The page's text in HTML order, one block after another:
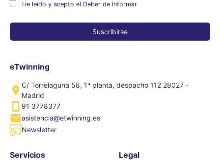
He leído y acepto el Deber de Informar
eTwinning
C/ Torrelaguna 58, 1ª planta, despacho 112 28027 -
Madrid
91 3778377
asistencia@etwinning.es
Newsletter
Servicios Legal